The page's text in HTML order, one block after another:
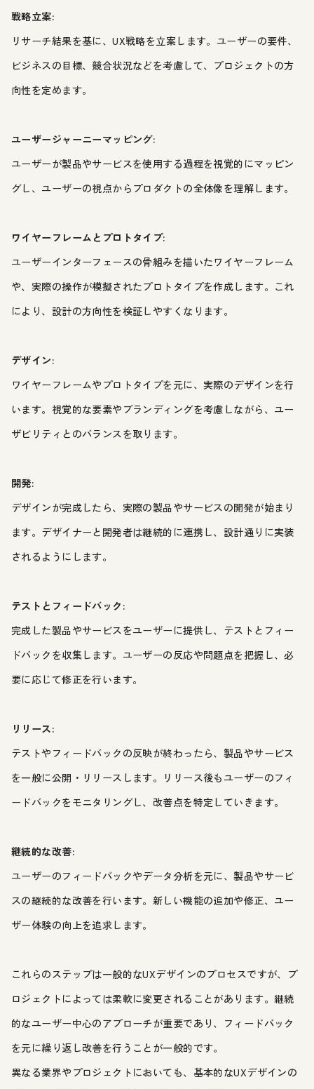
戦略立案:
リサーチ結果を基に、UX戦略を立案します。ユーザーの要件、
ビジネスの目標、競合状況などを考慮して、プロジェクトの方
向性を定めます。
ユーザージャーニーマッピング:
ユーザーが製品やサービスを使用する過程を視覚的にマッピン
グし、ユーザーの視点からプロダクトの全体像を理解します。
ワイヤーフレームとプロトタイプ:
ユーザーインターフェースの骨組みを描いたワイヤーフレーム
や、実際の操作が模擬されたプロトタイプを作成します。これ
により、設計の方向性を検証しやすくなります。
デザイン:
ワイヤーフレームやプロトタイプを元に、実際のデザインを行
います。視覚的な要素やブランディングを考慮しながら、ユー
ザビリティとのバランスを取ります。
開発:
デザインが完成したら、実際の製品やサービスの開発が始まり
ます。デザイナーと開発者は継続的に連携し、設計通りに実装
されるようにします。
テストとフィードバック:
完成した製品やサービスをユーザーに提供し、テストとフィー
ドバックを収集します。ユーザーの反応や問題点を把握し、必
要に応じて修正を行います。
リリース:
テストやフィードバックの反映が終わったら、製品やサービス
を一般に公開・リリースします。リリース後もユーザーのフィ
ードバックをモニタリングし、改善点を特定していきます。
継続的な改善:
ユーザーのフィードバックやデータ分析を元に、製品やサービ
スの継続的な改善を行います。新しい機能の追加や修正、ユー
ザー体験の向上を追求します。
これらのステップは一般的なUXデザインのプロセスですが、プ
ロジェクトによっては柔軟に変更されることがあります。継続
的なユーザー中心のアプローチが重要であり、フィードバック
を元に繰り返し改善を行うことが一般的です。
異なる業界やプロジェクトにおいても、基本的なUXデザインの